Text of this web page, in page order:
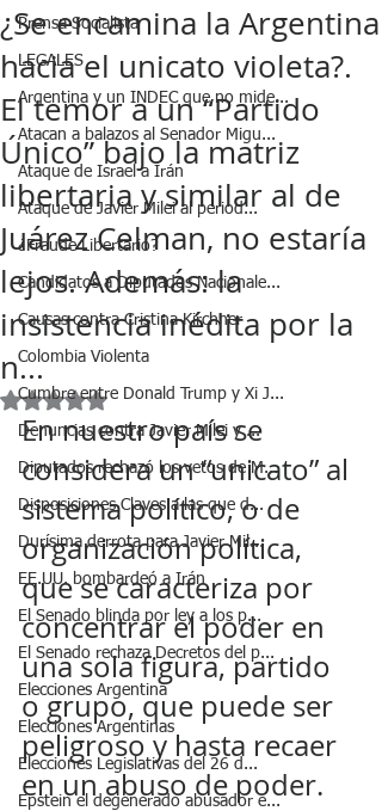
Prensa Socialista
LEGALES
Argentina y un INDEC que no mide...
Atacan a balazos al Senador Migu...
Ataque de Israel a Irán
Ataque de Javier Milei al period...
¿Fraude Libertario?
Candidatos a Diputados Nacionale...
Causas contra Cristina Kirchner
Colombia Violenta
Cumbre entre Donald Trump y Xi J...
Denuncias contra Javier Milei y ...
Diputados rechazó los vetos de M...
Disposiciones Claves a las que d...
Durísima derrota para Javier Mil...
EE.UU. bombardeó a Irán
El Senado blinda por ley a los p...
El Senado rechaza Decretos del p...
Elecciones Argentina
Elecciones Argentinas
Elecciones Legislativas del 26 d...
Epstein el degenerado abusador e...
¿Se encamina la Argentina
hacia el unicato violeta?.
El temor a un “Partido
Único” bajo la matriz
libertaria y similar al de
Juárez Celman, no estaría
lejos. Además: la
insistencia inédita por la
n...
Obtuvo NaN de 5 estrellas.
En nuestro país se
considera un “unicato” al
sistema político, o de
organización política,
que se caracteriza por
concentrar el poder en
una sola figura, partido
o grupo, que puede ser
peligroso y hasta recaer
en un abuso de poder.